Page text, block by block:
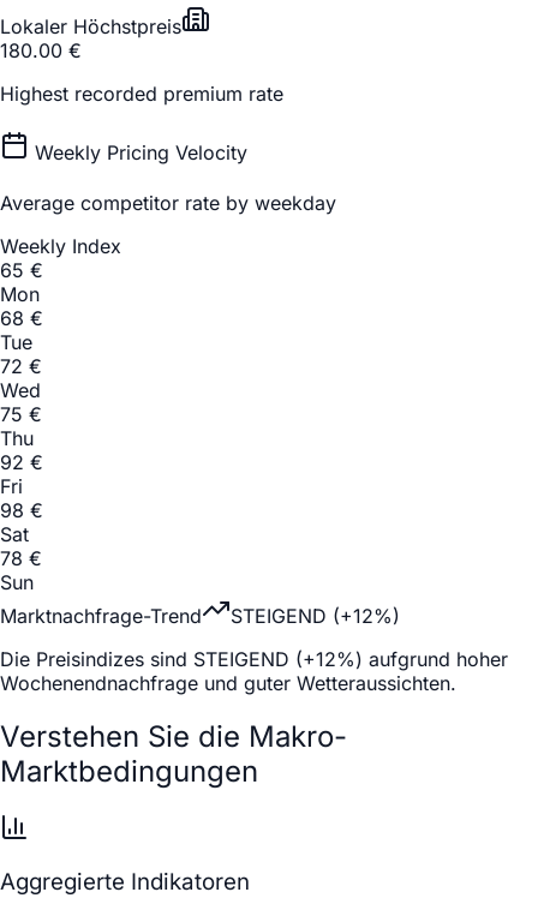
Lokaler Höchstpreis
180.00 €
Highest recorded premium rate
Weekly Pricing Velocity
Average competitor rate by weekday
Weekly Index
65 €
Mon
68 €
Tue
72 €
Wed
75 €
Thu
92 €
Fri
98 €
Sat
78 €
Sun
Marktnachfrage-Trend
STEIGEND (+12%)
Die Preisindizes sind STEIGEND (+12%) aufgrund hoher
Wochenendnachfrage und guter Wetteraussichten.
Verstehen Sie die Makro-
Marktbedingungen
Aggregierte Indikatoren